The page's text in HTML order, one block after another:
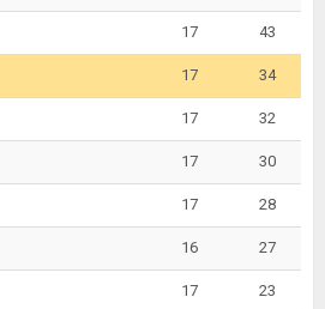
17 43
17 34
17 32
17 30
17 28
16 27
17 23